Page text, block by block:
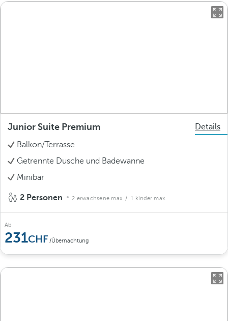
Junior Suite Premium
Details
Balkon/Terrasse
Getrennte Dusche und Badewanne
Minibar
2 Personen 2 erwachsene max. / 1 kinder max.
Ab
231 /Übernachtung